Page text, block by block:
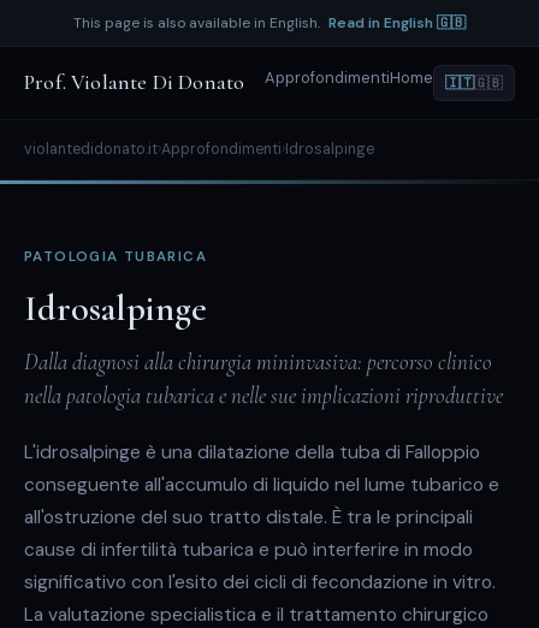
This page is also available in English. Read in English 🇬🇧
Prof. Violante Di Donato ApprofondimentiHome 🇮🇹🇬🇧
violantedidonato.it›Approfondimenti›Idrosalpinge
PATOLOGIA TUBARICA
Idrosalpinge
Dalla diagnosi alla chirurgia mininvasiva: percorso clinico
nella patologia tubarica e nelle sue implicazioni riproduttive
L'idrosalpinge è una dilatazione della tuba di Falloppio
conseguente all'accumulo di liquido nel lume tubarico e
all'ostruzione del suo tratto distale. È tra le principali
cause di infertilità tubarica e può interferire in modo
significativo con l'esito dei cicli di fecondazione in vitro.
La valutazione specialistica e il trattamento chirurgico